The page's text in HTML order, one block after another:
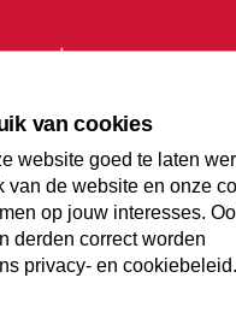
van cookies
website goed te laten
de website en onze
op jouw interesses.
derden correct worden
privacy- en cookiebeleid.